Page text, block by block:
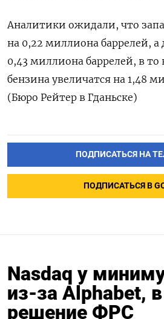
Аналитики ожидали, что
на 0,22 миллиона баррелей,
0,43 миллиона баррелей, в то
бензина увеличатся на 1,48
(Бюро Рейтер в Гданьске)
ПОДПИСАТЬСЯ НА
ПОДПИСАТЬСЯ В
Nasdaq у
из-за Alphabet,
решение ФРС